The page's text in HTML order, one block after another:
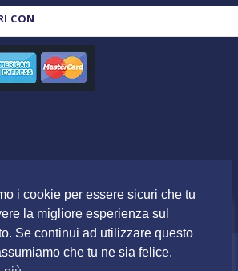
privacy
your browsing experience,
CON
02720720602 | Credit byMimosaBlu
i cookie per essere sicuri che tu
la migliore esperienza sul
Se continui ad utilizzare questo
che tu ne sia felice.